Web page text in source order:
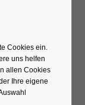
sich
Cookies ein.
uns helfen
allen Cookies
Ihre eigene